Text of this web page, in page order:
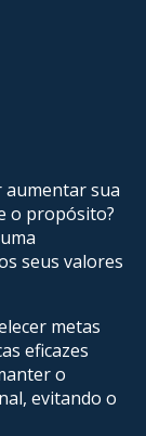
aumentar sua
o propósito?
seus valores
metas
eficazes
o
evitando o